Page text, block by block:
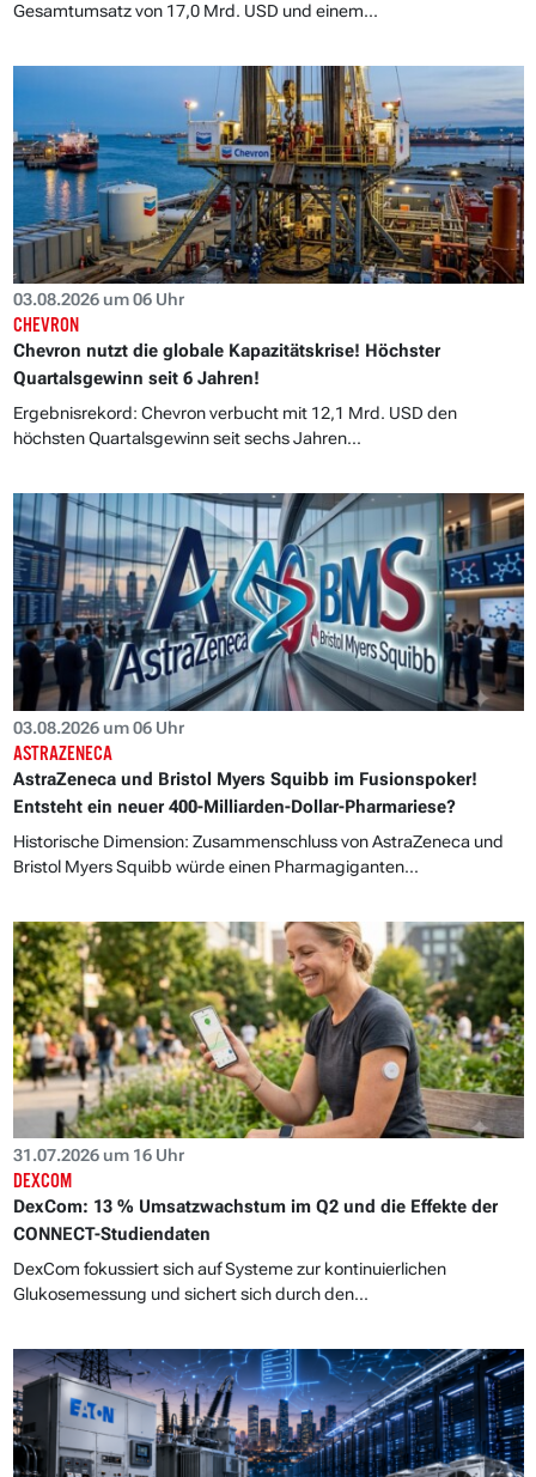
Gesamtumsatz von 17,0 Mrd. USD und einem...
03.08.2026 um 06 Uhr
CHEVRON
Chevron nutzt die globale Kapazitätskrise! Höchster
Quartalsgewinn seit 6 Jahren!
Ergebnisrekord: Chevron verbucht mit 12,1 Mrd. USD den
höchsten Quartalsgewinn seit sechs Jahren...
03.08.2026 um 06 Uhr
ASTRAZENECA
AstraZeneca und Bristol Myers Squibb im Fusionspoker!
Entsteht ein neuer 400-Milliarden-Dollar-Pharmariese?
Historische Dimension: Zusammenschluss von AstraZeneca und
Bristol Myers Squibb würde einen Pharmagiganten...
31.07.2026 um 16 Uhr
DEXCOM
DexCom: 13 % Umsatzwachstum im Q2 und die Effekte der
CONNECT-Studiendaten
DexCom fokussiert sich auf Systeme zur kontinuierlichen
Glukosemessung und sichert sich durch den...